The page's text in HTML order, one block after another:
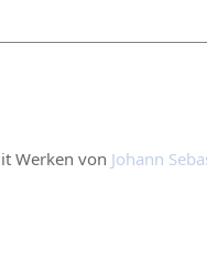
Werken von Johann